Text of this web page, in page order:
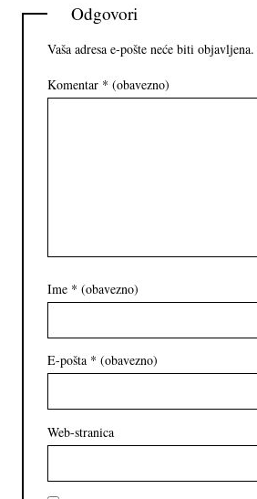
Odgovori
Vaša adresa e-pošte neće biti objavljena.
Komentar * (obavezno)
Ime * (obavezno)
E-pošta * (obavezno)
Web-stranica